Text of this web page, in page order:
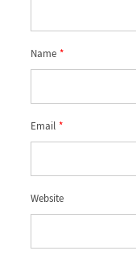
Name*
Email*
Website